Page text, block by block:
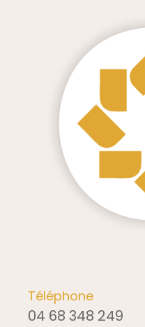
Téléphone
04 68 348 249